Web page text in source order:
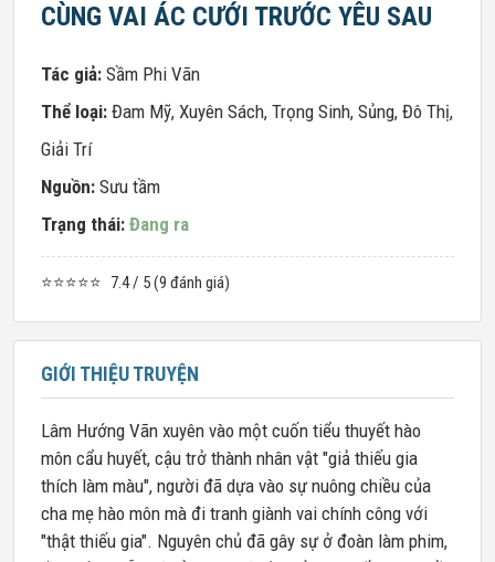
CÙNG VAI ÁC CƯỚI TRƯỚC YÊU SAU
Tác giả: Sầm Phi Vãn
Thể loại: Đam Mỹ, Xuyên Sách, Trọng Sinh, Sủng, Đô Thị,
Giải Trí
Nguồn: Sưu tầm
Trạng thái: Đang ra
⭐⭐⭐⭐⭐ 7.4 / 5 (9 đánh giá)
GIỚI THIỆU TRUYỆN
Lâm Hướng Vãn xuyên vào một cuốn tiểu thuyết hào
môn cẩu huyết, cậu trở thành nhân vật "giả thiếu gia
thích làm màu", người đã dựa vào sự nuông chiều của
cha mẹ hào môn mà đi tranh giành vai chính công với
"thật thiếu gia". Nguyên chủ đã gây sự ở đoàn làm phim,